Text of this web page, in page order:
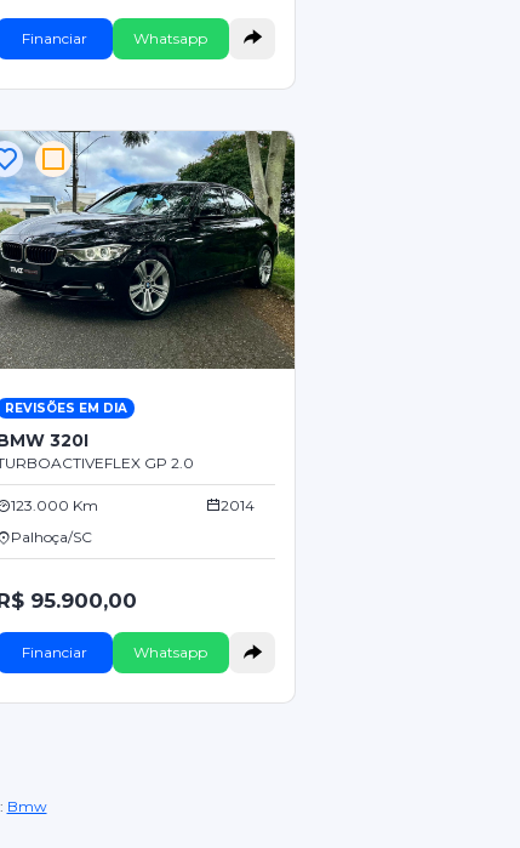
Financiar Whatsapp
REVISÕES EM DIA
320I
GP 2.0
123.000 Km
2014
Palhoça/SC
95.900,00
Financiar Whatsapp
Bmw